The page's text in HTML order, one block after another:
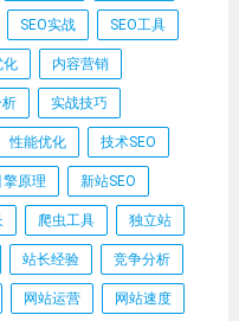
SEO实战 SEO工具
化 内容营销
实战技巧
性能优化 技术SEO
原理 新站SEO
爬虫工具 独立站
站长经验 竞争分析
网站运营 网站速度